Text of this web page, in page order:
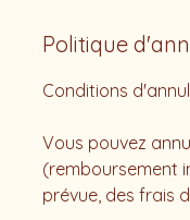
Politique
Conditions
Vous pouvez
(remboursement
prévue, des frais